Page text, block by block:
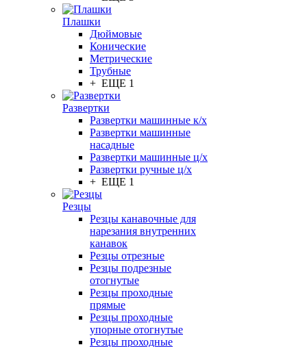
Плашки
Дюймовые
Конические
Метрические
Трубные
+ ЕЩЕ 1
Развертки
Развертки машинные к/х
Развертки машинные
насадные
Развертки машинные ц/х
Развертки ручные ц/х
+ ЕЩЕ 1
Резцы
Резцы канавочные для
нарезания внутренних
канавок
Резцы отрезные
Резцы подрезные
отогнутые
Резцы проходные
прямые
Резцы проходные
упорные отогнутые
Резцы проходные